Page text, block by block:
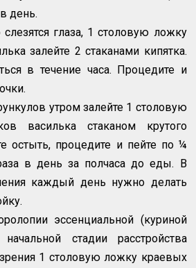
день.
слезятся глаза, 1 столовую ложку
залейте 2 стаканами кипятка.
в течение часа. Процедите и
утром залейте 1 столовую
василька стаканом крутого
остыть, процедите и пейте по ¼
в день за полчаса до еды. В
каждый день нужно делать
эссенциальной (куриной
стадии расстройства
1 столовую ложку краевых